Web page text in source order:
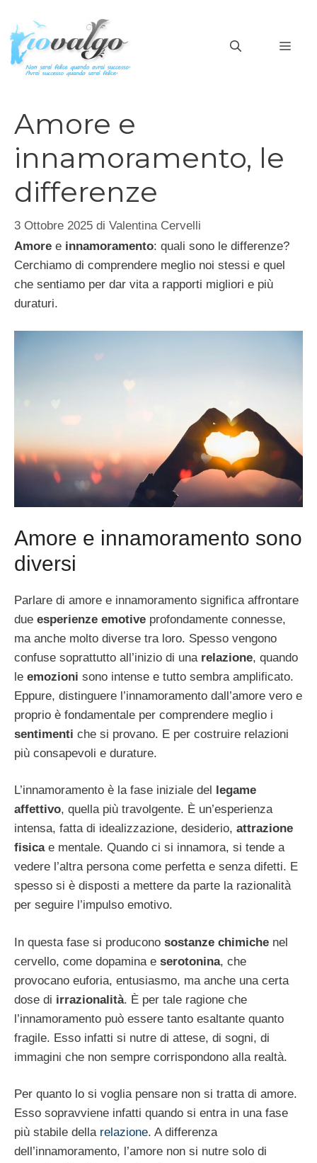
contenuto
Amore e
innamoramento, le
differenze
3 Ottobre 2025 di Valentina Cervelli
Amore e innamoramento: quali sono le differenze?
Cerchiamo di comprendere meglio noi stessi e quel
che sentiamo per dar vita a rapporti migliori e più
duraturi.
Amore e innamoramento sono
diversi
Parlare di amore e innamoramento significa affrontare
due esperienze emotive profondamente connesse,
ma anche molto diverse tra loro. Spesso vengono
confuse soprattutto all’inizio di una relazione, quando
le emozioni sono intense e tutto sembra amplificato.
Eppure, distinguere l’innamoramento dall’amore vero e
proprio è fondamentale per comprendere meglio i
sentimenti che si provano. E per costruire relazioni
più consapevoli e durature.
L’innamoramento è la fase iniziale del
legame
affettivo, quella più travolgente. È un’esperienza
intensa, fatta di idealizzazione, desiderio, attrazione
fisicae mentale. Quando ci si innamora, si tende a
vedere l’altra persona come perfetta e senza difetti. E
spesso si è disposti a mettere da parte la razionalità
per seguire l’impulso emotivo.
In questa fase si producono sostanze chimiche nel
cervello, come dopamina e serotonina, che
provocano euforia, entusiasmo, ma anche una certa
dose di irrazionalità. È per tale ragione che
l’innamoramento può essere tanto esaltante quanto
fragile. Esso infatti si nutre di attese, di sogni, di
immagini che non sempre corrispondono alla realtà.
Per quanto lo si voglia pensare non si tratta di amore.
Esso sopravviene infatti quando si entra in una fase
più stabile della relazione. A differenza
dell’innamoramento, l’amore non si nutre solo di